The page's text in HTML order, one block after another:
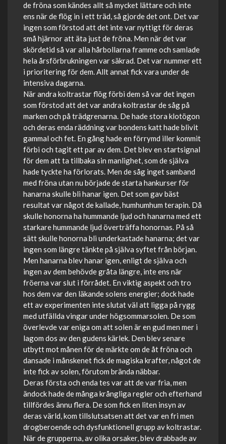
de fröna som kändes allt så mycket lättare och inte
ens när de flög in i ett träd, så gjorde det ont. Det var
ingen som förstod att det inte var nyttigt för deras
små hjärnor att äta just de fröna. Men när det var
skördetid så var alla hårbollarna framme och samlade
hela årsförbrukningen var säkrad. Det var nummer ett
i prioritering för dem. Allt annat fick vara under de
intensiva dagarna.
När andra koltrastar flög förbi dem så var det ingen
som förstod att det var andra koltrastar de såg på
marken och på trädgrenarna. De hade stora klotögon
och deras enda räddning var bondens katt hade blivit
gammal och fet. En gång hade en förrymd iller kommit
förbi och tagit ett par av dem. Det blev en startsignal
för dem att ta tillbaka sin manlighet, som de själva
hade tyckte ha förlorats. Men de såg inget samband
med fröna utan nu började de starta hankurser för
hanarna skulle bli hanar igen. Det som gav bäst
resultat var något de kallade, humhumhum terapin. Då
skulle honorna ha hummande ljud och hanarna med ett
starkare hummande ljud överträffa honornas. På så
sätt skulle honorna bli underkastade hanarna; det var
ingen som längre tänkte på själva syftet från början.
Men hanarna blev hanar igen, enligt de själva och
ingen av dem behövde gråta längre, inte ens när
fröerna var slut i förrådet. En viktig aspekt och tro
hos dem var den läkande solens energier; dock hade
ett av experimenten inte slutat väl att ligga på rygg
med utfällda vingar under högsommarsolen. De som
överlevde var eniga om att solen är en gud men mer i
lagom dos av den gudens kärlek. Den blev senare
utbytt mot månen för de märkte om de åt fröna och
dansade i månskenet fick de magiska krafter, något de
inte fick av solen, förutom brända näbbar.
Deras första och enda tes var att de var fria, men
ändock hade de många krångliga regler och efterhand
tillfördes ännu flera. De som fick en liten insyn av
deras värld, kom tillslutsatsen att det var en fri men
drogberoende och dysfunktionell grupp av koltrastar.
När de grupperna, av olika orsaker, blev drabbade av